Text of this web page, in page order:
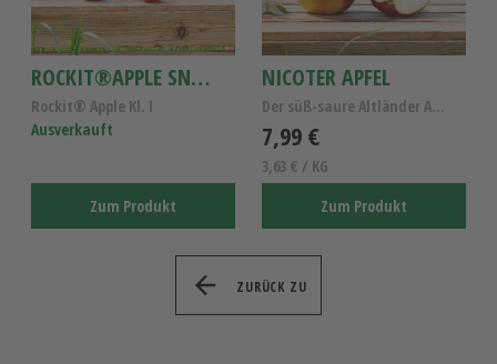
ROCKIT®APPLE SNACK-BOX
Rockit® Apple Kl. I
Ausverkauft
Zum Produkt
NICOTER APFEL
Der süß-saure Altländer Apfel Kl.1
7,99 €
3,63 € / KG
Zum Produkt
ZURÜCK ZU